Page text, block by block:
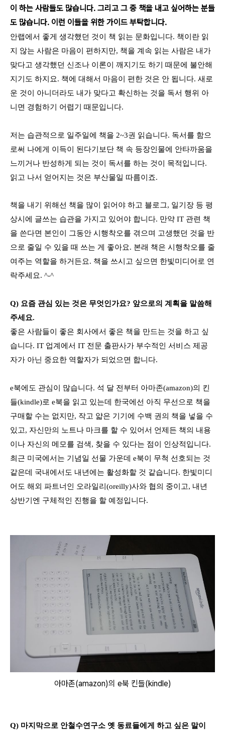
이 하는 사람들도 많습니다. 그리고 그 중 책을 내고 싶어하는 분들
도 많습니다. 이런 이들을 위한 가이드 부탁합니다.
안랩에서 좋게 생각했던 것이 책 읽는 문화입니다. 책이란 읽
지 않는 사람은 마음이 편하지만, 책을 계속 읽는 사람은 내가
맞다고 생각했던 신조나 이론이 깨지기도 하기 때문에 불안해
지기도 하지요. 책에 대해서 마음이 편한 것은 안 됩니다. 새로
운 것이 아니더라도 내가 맞다고 확신하는 것을 독서 행위 아
니면 경험하기 어렵기 때문입니다.
저는 습관적으로 일주일에 책을 2~3권 읽습니다. 독서를 함으
로써 나에게 이득이 된다기보단 책 속 등장인물에 안타까움을
느끼거나 반성하게 되는 것이 독서를 하는 것이 목적입니다.
읽고 나서 얻어지는 것은 부산물일 따름이죠.
책을 내기 위해선 책을 많이 읽어야 하고 블로그, 일기장 등 평
상시에 글쓰는 습관을 가지고 있어야 합니다. 만약 IT 관련 책
을 쓴다면 본인이 그동안 시행착오를 겪으며 고생했던 것을 반
으로 줄일 수 있을 때 쓰는 게 좋아요. 본래 책은 시행착오를 줄
여주는 역할을 하거든요. 책을 쓰시고 싶으면 한빛미디어로 연
락주세요. ^-^
Q) 요즘 관심 있는 것은 무엇인가요? 앞으로의 계획을 말씀해
주세요.
좋은 사람들이 좋은 회사에서 좋은 책을 만드는 것을 하고 싶
습니다. IT 업계에서 IT 전문 출판사가 부수적인 서비스 제공
자가 아닌 중요한 역할자가 되었으면 합니다.
e북에도 관심이 많습니다. 석 달 전부터 아마존(amazon)의 킨
들(kindle)로 e북을 읽고 있는데 한국에선 아직 무선으로 책을
구매할 수는 없지만, 작고 얇은 기기에 수백 권의 책을 넣을 수
있고, 자신만의 노트나 마크를 할 수 있어서 언제든 책의 내용
이나 자신의 메모를 검색, 찾을 수 있다는 점이 인상적입니다.
최근 미국에서는 기념일 선물 가운데 e북이 무척 선호되는 것
같은데 국내에서도 내년에는 활성화할 것 같습니다. 한빛미디
어도 해외 파트너인 오라일리(oreilly)사와 협의 중이고, 내년
상반기엔 구체적인 진행을 할 예정입니다.
아마존(amazon)의 e북 킨들(kindle)
Q) 마지막으로 안철수연구소 옛 동료들에게 하고 싶은 말이